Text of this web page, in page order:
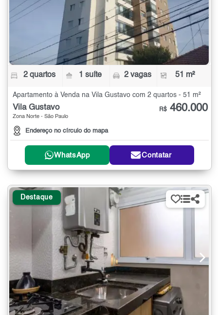
2 quartos 1 suíte 2 vagas 51 m²
Apartamento à Venda na Vila Gustavo com 2 quartos - 51 m²
Vila Gustavo
Zona Norte - São Paulo
Endereço no círculo do mapa
R$ 460.000
WhatsApp Contatar
Destaque